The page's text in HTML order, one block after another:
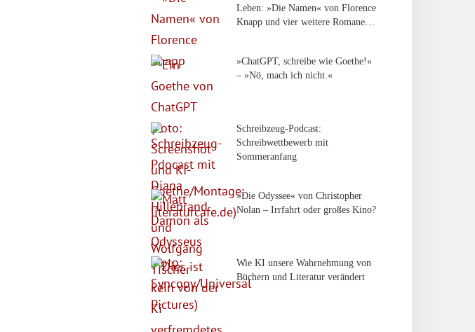
Leben: »Die Namen« von Florence
Knapp und vier weitere Romane…
»ChatGPT, schreibe wie Goethe!«
– »Nö, mach ich nicht.«
Schreibzeug-Podcast:
Schreibwettbewerb mit
Sommeranfang
»Die Odyssee« von Christopher
Nolan – Irrfahrt oder großes Kino?
Wie KI unsere Wahrnehmung von
Büchern und Literatur verändert